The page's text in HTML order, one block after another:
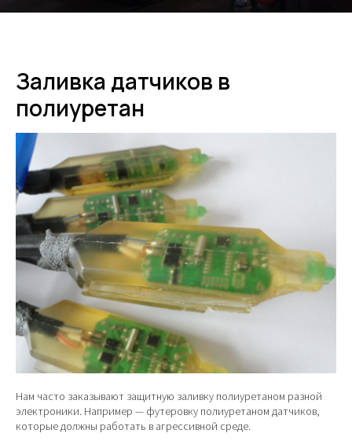
Заливка датчиков в
полиуретан
Нам часто заказывают защитную заливку полиуретаном разной
электроники. Например — футеровку полиуретаном датчиков,
которые должны работать в агрессивной среде.